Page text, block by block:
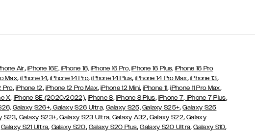
Air, iPhone 16E, iPhone 16, iPhone 16 Pro, iPhone 16 Plus, iPhone 16 Pro
Max,iPhone 14,iPhone 14 Pro,iPhone 14 Plus, iPhone 14 Pro Max, iPhone 13,
Pro, iPhone 12, iPhone 12 Pro Max,iPhone 12 Mini, iPhone 11,iPhone 11 Pro Max,
X, iPhone SE (2020/2022),iPhone 8, iPhone 8 Plus, iPhone 7, iPhone 7 Plus,
Galaxy S26+,Galaxy S26 Ultra, Galaxy S25, Galaxy S25+,Galaxy S25
S23, Galaxy S23+,Galaxy S23 Ultra, Galaxy A32, Galaxy S22,Galaxy
Galaxy S21 Ultra, Galaxy S20, Galaxy S20 Plus,Galaxy S20 Ultra,Galaxy S10,